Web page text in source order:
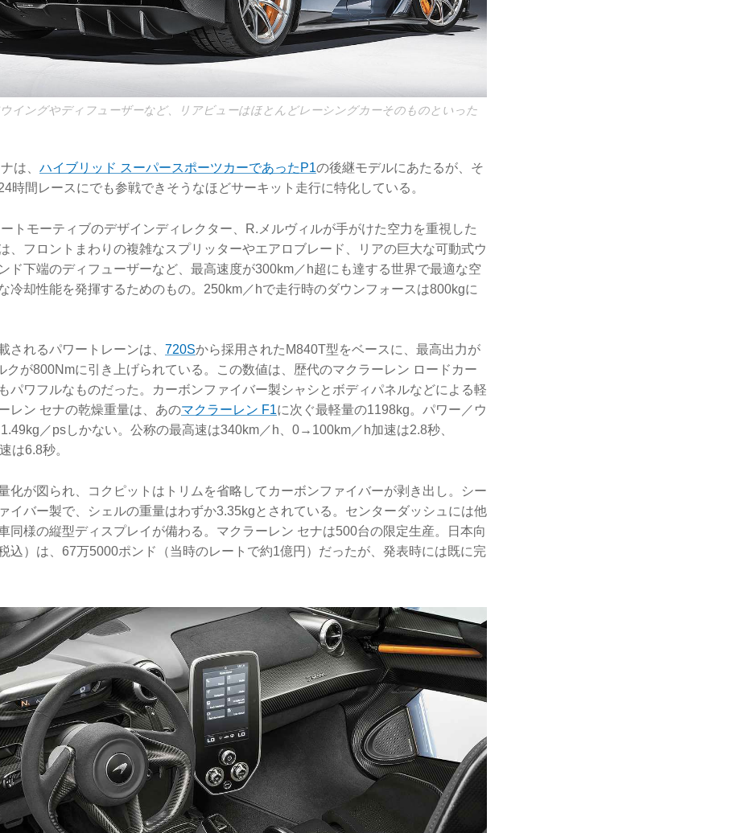
ウイングやディフューザーなど、リアビューはほとんどレーシングカーそのものといった
は、 ハイブリッド スーパースポーツカーであったP1の後継モデルにあたるが、そ
時間レースにでも参戦できそうなほどサーキット走行に特化している。
トモーティブのデザインディレクター、R.メルヴィルが手がけた空力を重視した
、フロントまわりの複雑なスプリッターやエアロブレード、リアの巨大な可動式ウ
ド下端のディフューザーなど、最高速度が300km／h超にも達する世界で最適な空
冷却性能を発揮するためのもの。250km／hで走行時のダウンフォースは800kgに
されるパワートレーンは、 720Sから採用されたM840T型をベースに、最高出力が
クが800Nmに引き上げられている。この数値は、歴代のマクラーレン ロードカー
パワフルなものだった。カーボンファイバー製シャシとボディパネルなどによる軽
レン セナの乾燥重量は、あのマクラーレン F1に次ぐ最軽量の1198kg。パワー／ウ
／psしかない。公称の最高速は340km／h、0→100km／h加速は2.8秒、
は6.8秒。
化が図られ、コクピットはトリムを省略してカーボンファイバーが剥き出し。シー
イバー製で、シェルの重量はわずか3.35kgとされている。センターダッシュには他
同様の縦型ディスプレイが備わる。マクラーレン セナは500台の限定生産。日本向
込）は、67万5000ポンド（当時のレートで約1億円）だったが、発表時には既に完